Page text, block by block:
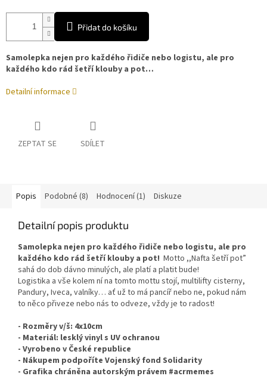
Přidat do košíku
Samolepka nejen pro každého řidiče nebo logistu, ale pro
každého kdo rád šetří klouby a pot…
Detailní informace
ZEPTAT SE SDÍLET
Popis Podobné (8) Hodnocení (1) Diskuze
Detailní popis produktu
Samolepka nejen pro každého řidiče nebo logistu, ale pro
každého kdo rád šetří klouby a pot! Motto ,,Nafta šetří pot”
sahá do dob dávno minulých, ale platí a platit bude!
Logistika a vše kolem ní na tomto mottu stojí, multilifty cisterny,
Pandury, Iveca, valníky… ať už to má pancíř nebo ne, pokud nám
to něco přiveze nebo nás to odveze, vždy je to radost!
- Rozměry v/š: 4x10cm
- Materiál: lesklý vinyl s UV ochranou
- Vyrobeno v České republice
- Nákupem podpoříte Vojenský fond Solidarity
- Grafika chráněna autorským právem #acrmemes